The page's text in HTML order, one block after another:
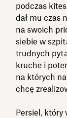
podczas
dał mu czas
na swoich
siebie w
trudnych
kruche i
na których
chcę
Persiel, który